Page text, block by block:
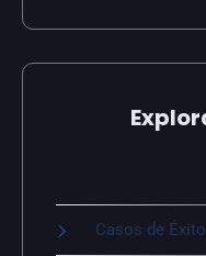
Casos de Éxito